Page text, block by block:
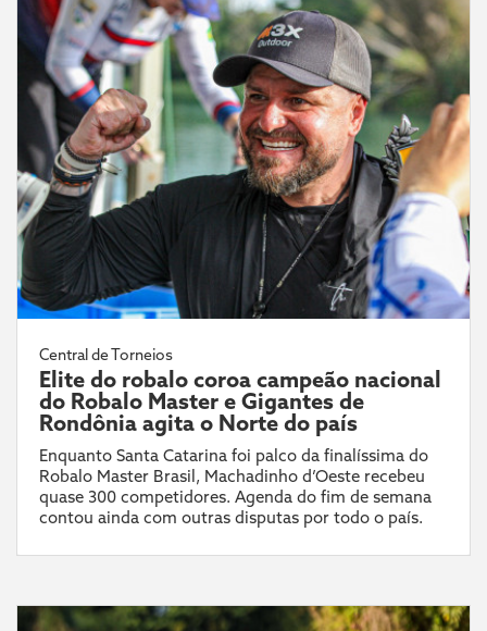
Central de Torneios
Elite do robalo coroa campeão nacional
do Robalo Master e Gigantes de
Rondônia agita o Norte do país
Enquanto Santa Catarina foi palco da finalíssima do
Robalo Master Brasil, Machadinho d’Oeste recebeu
quase 300 competidores. Agenda do fim de semana
contou ainda com outras disputas por todo o país.